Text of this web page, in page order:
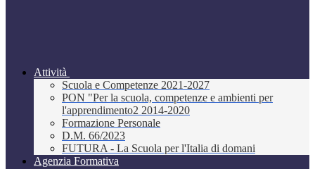
Attività
Scuola e Competenze 2021-2027
PON "Per la scuola, competenze e ambienti per
l'apprendimento2 2014-2020
Formazione Personale
D.M. 66/2023
FUTURA - La Scuola per l'Italia di domani
Agenzia Formativa